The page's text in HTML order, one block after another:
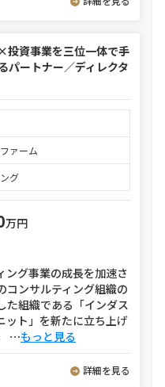
資事業を三位一体で手
パートナー／ディレクタ
ァーム
グ
万円
ング事業の成長を加速さ
コンサルティング組織の
た組織である「インダス
ット」を新たに立ち上げ
⋯もっと見る
詳細を見る